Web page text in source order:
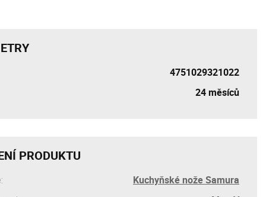
4751029321022
24 měsíců
PRODUKTU
Kuchyňské nože Samura